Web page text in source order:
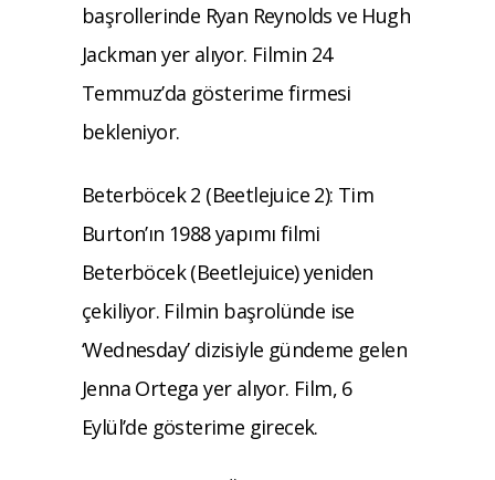
başrollerinde Ryan Reynolds ve Hugh
Jackman yer alıyor. Filmin 24
Temmuz’da gösterime firmesi
bekleniyor.
Beterböcek 2 (Beetlejuice 2): Tim
Burton’ın 1988 yapımı filmi
Beterböcek (Beetlejuice) yeniden
çekiliyor. Filmin başrolünde ise
‘Wednesday’ dizisiyle gündeme gelen
Jenna Ortega yer alıyor. Film, 6
Eylül’de gösterime girecek.